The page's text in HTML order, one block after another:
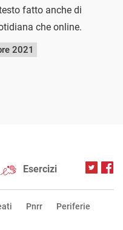
fatto anche di
che online.
2021
Esercizi
Pnrr Periferie